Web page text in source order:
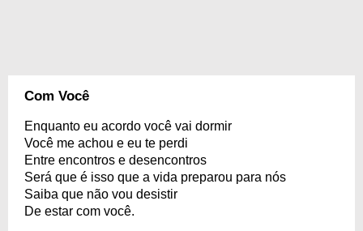
Com Você
Enquanto eu acordo você vai dormir
Você me achou e eu te perdi
Entre encontros e desencontros
Será que é isso que a vida preparou para nós
Saiba que não vou desistir
De estar com você.